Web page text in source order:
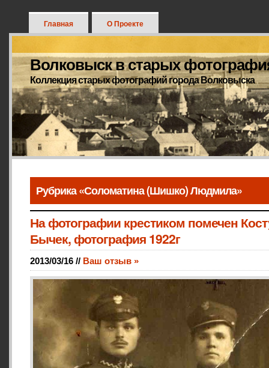
Главная О Проекте
Волковыск в старых
Коллекция старых фотографий города Волковыска
Рубрика «Соломатина (Шишко) Людмила»
На фотографии крестиком помечен
Бычек, фотография 1922г
2013/03/16 // Ваш отзыв »